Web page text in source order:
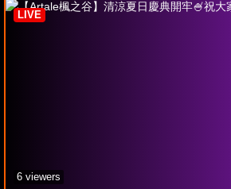
LIVE
6 viewers